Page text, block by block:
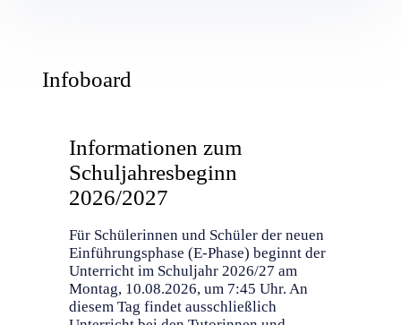
Infoboard
Informationen zum
Schuljahresbeginn
2026/2027
Für Schülerinnen und Schüler der neuen
Einführungsphase (E-Phase) beginnt der
Unterricht im Schuljahr 2026/27 am
Montag, 10.08.2026, um 7:45 Uhr. An
diesem Tag findet ausschließlich